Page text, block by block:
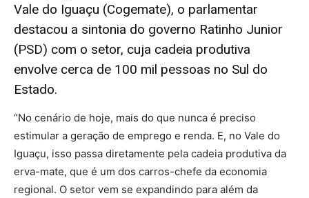
Vale do Iguaçu (Cogemate), o parlamentar
destacou a sintonia do governo Ratinho Junior
(PSD) com o setor, cuja cadeia produtiva
envolve cerca de 100 mil pessoas no Sul do
Estado.
“No cenário de hoje, mais do que nunca é preciso
estimular a geração de emprego e renda. E, no Vale do
Iguaçu, isso passa diretamente pela cadeia produtiva da
erva-mate, que é um dos carros-chefe da economia
regional. O setor vem se expandindo para além da